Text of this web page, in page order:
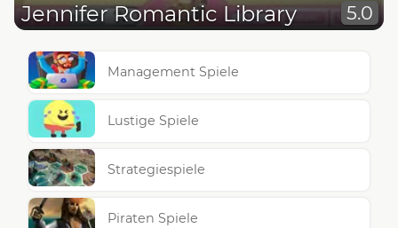
Jennifer Romantic Library 5.0
Management Spiele
Lustige Spiele
Strategiespiele
Piraten Spiele